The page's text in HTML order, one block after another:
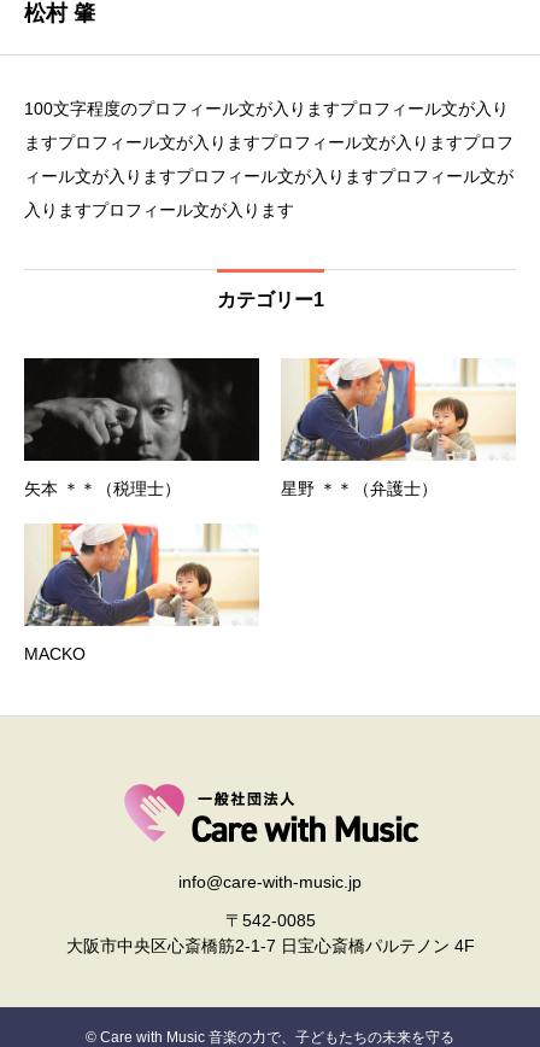
松村 肇
100文字程度のプロフィール文が入りますプロフィール文が入り
ますプロフィール文が入りますプロフィール文が入りますプロフ
ィール文が入りますプロフィール文が入りますプロフィール文が
入りますプロフィール文が入ります
カテゴリー1
矢本 ＊＊（税理士） 星野 ＊＊（弁護士）
MACKO
info@care-with-music.jp
〒542-0085
大阪市中央区心斎橋筋2-1-7 日宝心斎橋パルテノン 4F
© Care with Music 音楽の力で、子どもたちの未来を守る